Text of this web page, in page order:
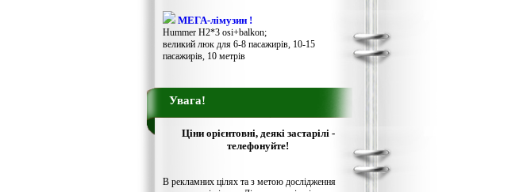
МЕГА-лімузин !
Hummer H2*3 osi+balkon;
великий люк для 6-8 пасажирів, 10-15
пасажирів, 10 метрів
Увага!
Ціни орієнтовні, деякі застарілі -
телефонуйте!
В рекламних цілях та з метою дослідження